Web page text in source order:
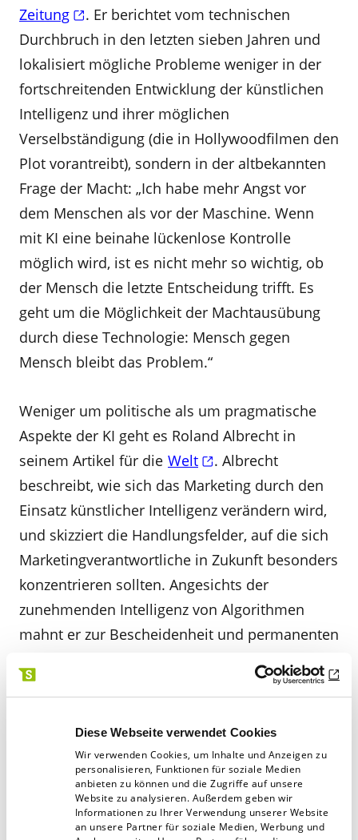
Diese Webseite verwendet Cookies
Wir verwenden Cookies, um Inhalte und Anzeigen zu
personalisieren, Funktionen für soziale Medien
anbieten zu können und die Zugriffe auf unsere
Website zu analysieren. Außerdem geben wir
Informationen zu Ihrer Verwendung unserer Website
an unsere Partner für soziale Medien, Werbung und
Zeitung
. Er berichtet vom technischen
Durchbruch in den letzten sieben Jahren und
lokalisiert mögliche Probleme weniger in der
fortschreitenden Entwicklung der künstlichen
Intelligenz und ihrer möglichen
Verselbständigung (die in Hollywoodfilmen den
Plot vorantreibt), sondern in der altbekannten
Frage der Macht: „Ich habe mehr Angst vor
dem Menschen als vor der Maschine. Wenn
mit KI eine beinahe lückenlose Kontrolle
möglich wird, ist es nicht mehr so wichtig, ob
der Mensch die letzte Entscheidung trifft. Es
geht um die Möglichkeit der Machtausübung
durch diese Technologie: Mensch gegen
Mensch bleibt das Problem.“
Weniger um politische als um pragmatische
Aspekte der KI geht es Roland Albrecht in
seinem Artikel für die Welt
. Albrecht
beschreibt, wie sich das Marketing durch den
Einsatz künstlicher Intelligenz verändern wird,
und skizziert die Handlungsfelder, auf die sich
Marketingverantwortliche in Zukunft besonders
konzentrieren sollten. Angesichts der
zunehmenden Intelligenz von Algorithmen
mahnt er zur Bescheidenheit und permanenten
Maschinen einfach besser. Marketer müssen
Veränderungen einstellen. „Langfristig werden
Rechner ein eigenes Verständnis dafür
entwickeln, welche Markenstrategie, welches
Markendesign und welche
Markenkommunikation die beste ist. Rechner